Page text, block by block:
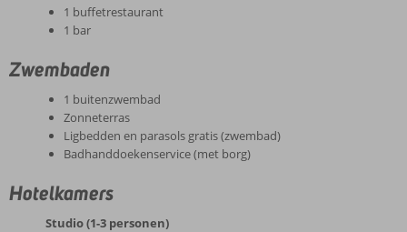
1 buffetrestaurant
1 bar
Zwembaden
1 buitenzwembad
Zonneterras
Ligbedden en parasols gratis (zwembad)
Badhanddoekenservice (met borg)
Hotelkamers
Studio (1-3 personen)